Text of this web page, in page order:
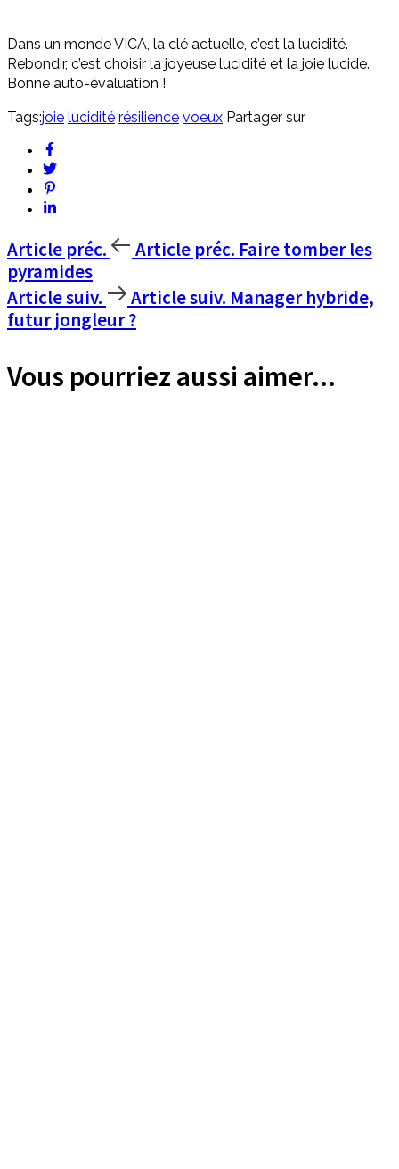
Dans un monde VICA, la clé actuelle, c’est la lucidité.
Rebondir, c’est choisir la joyeuse lucidité et la joie lucide.
Bonne auto-évaluation !
Tags:joie lucidité résilience voeux Partager sur
Article préc. Article préc. Faire tomber les
pyramides
Article suiv.
Article suiv. Manager hybride,
futur jongleur ?
Vous pourriez aussi aimer...